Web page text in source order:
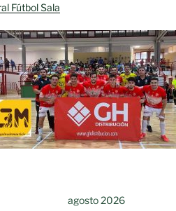
Fútbol Sala
agosto 2026